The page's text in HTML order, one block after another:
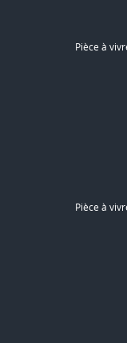
Pièce à
Pièce à